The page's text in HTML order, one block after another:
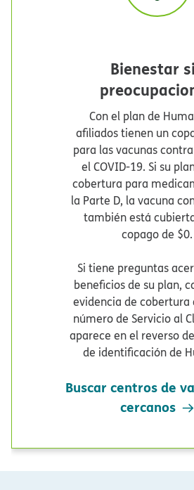
Bienestar
Con el plan de
afiliados tienen un
para las vacunas
el COVID-19. Si su
cobertura para
la Parte D, la vacuna
también está
copago de $0.​​
Si tiene preguntas
beneficios de su plan,
evidencia de cobertura
número de Servicio al
aparece en el reverso
de identificación de
Buscar centros de
cercanos​​